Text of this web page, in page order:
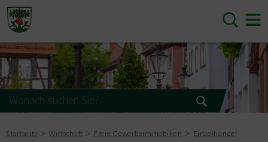
Startseite Wirtschaft Freie Gewerbeimmobilien Einzelhandel